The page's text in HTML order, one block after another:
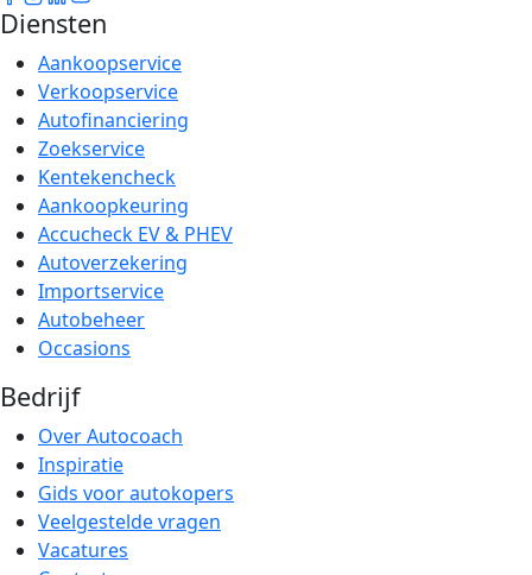
Diensten
Aankoopservice
Verkoopservice
Autofinanciering
Zoekservice
Kentekencheck
Aankoopkeuring
Accucheck EV & PHEV
Autoverzekering
Importservice
Autobeheer
Occasions
Bedrijf
Over Autocoach
Inspiratie
Gids voor autokopers
Veelgestelde vragen
Vacatures